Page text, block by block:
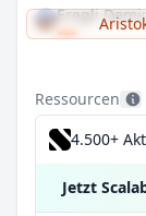
Eregli
Ressourcen
4.500+
Jetzt